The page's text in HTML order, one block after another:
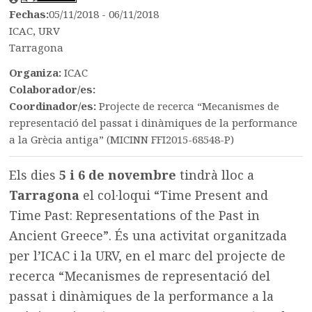
Fechas:05/11/2018 - 06/11/2018
ICAC, URV
Tarragona
Organiza:ICAC
Colaborador/es:
Coordinador/es:Projecte de recerca “Mecanismes de
representació del passat i dinàmiques de la performance
a la Grècia antiga” (MICINN FFI2015-68548-P)
Els dies5 i 6 de novembre tindrà lloc a
Tarragona el col·loqui “Time Present and
Time Past: Representations of the Past in
Ancient Greece”. És una activitat organitzada
per l’ICAC i la URV, en el marc del projecte de
recerca “Mecanismes de representació del
passat i dinàmiques de la performance a la